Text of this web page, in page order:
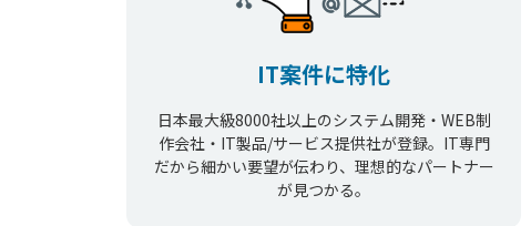
IT案件に特化
日本最大級8000社以上のシステム開発・WEB制
作会社・IT製品/サービス提供社が登録。IT専門
だから細かい要望が伝わり、理想的なパートナー
が見つかる。